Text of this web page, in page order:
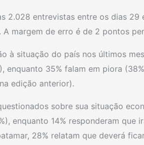
2.028 entrevistas entre os dias
A margem de erro é de 2 pontos
à situação do país nos últimos
enquanto 35% falam em piora
edição anterior).
sobre sua situação
enquanto 14% responderam que
28% relatam que deverá